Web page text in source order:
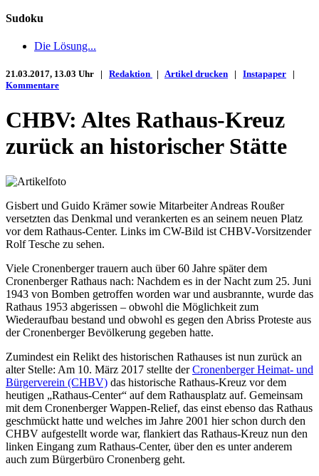
Sudoku
Die Lösung...
21.03.2017, 13.03 Uhr | Redaktion | Artikel drucken | Instapaper |
Kommentare
CHBV: Altes Rathaus-Kreuz
zurück an historischer Stätte
Gisbert und Guido Krämer sowie Mitarbeiter Andreas Roußer
versetzten das Denkmal und verankerten es an seinem neuen Platz
vor dem Rathaus-Center. Links im CW-Bild ist CHBV-Vorsitzender
Rolf Tesche zu sehen.
Viele Cronenberger trauern auch über 60 Jahre später dem
Cronenberger Rathaus nach: Nachdem es in der Nacht zum 25. Juni
1943 von Bomben getroffen worden war und ausbrannte, wurde das
Rathaus 1953 abgerissen – obwohl die Möglichkeit zum
Wiederaufbau bestand und obwohl es gegen den Abriss Proteste aus
der Cronenberger Bevölkerung gegeben hatte.
Zumindest ein Relikt des historischen Rathauses ist nun zurück an
alter Stelle: Am 10. März 2017 stellte derCronenberger Heimat- und
Bürgerverein (CHBV) das historische Rathaus-Kreuz vor dem
heutigen „Rathaus-Center“ auf dem Rathausplatz auf. Gemeinsam
mit dem Cronenberger Wappen-Relief, das einst ebenso das Rathaus
geschmückt hatte und welches im Jahre 2001 hier schon durch den
CHBV aufgestellt worde war, flankiert das Rathaus-Kreuz nun den
linken Eingang zum Rathaus-Center, über den es unter anderem
auch zum Bürgerbüro Cronenberg geht.